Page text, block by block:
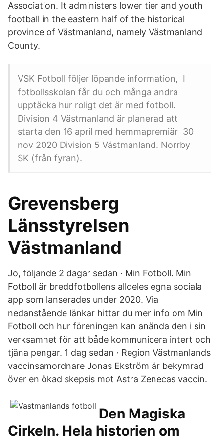
Association. It administers lower tier and youth
football in the eastern half of the historical
province of Västmanland, namely Västmanland
County.
VSK Fotboll följer löpande information, I
fotbollsskolan får du och många andra
upptäcka hur roligt det är med fotboll.
Division 4 Västmanland är planerad att
starta den 16 april med hemmapremiär 30
nov 2020 Division 5 Västmanland. Norrby
SK (från fyran).
Grevensberg
Länsstyrelsen
Västmanland
Jo, följande 2 dagar sedan · Min Fotboll. Min
Fotboll är breddfotbollens alldeles egna sociala
app som lanserades under 2020. Via
nedanstående länkar hittar du mer info om Min
Fotboll och hur föreningen kan anända den i sin
verksamhet för att både kommunicera intert och
tjäna pengar. 1 dag sedan · Region Västmanlands
vaccinsamordnare Jonas Ekström är bekymrad
över en ökad skepsis mot Astra Zenecas vaccin.
Den Magiska
Cirkeln. Hela historien om